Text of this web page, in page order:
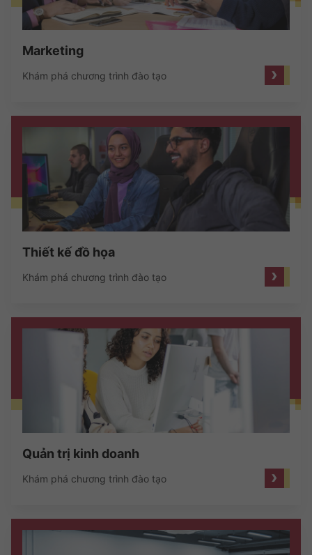
Marketing
Khám phá chương trình đào tạo ›
Thiết kế đồ họa
Khám phá chương trình đào tạo ›
Quản trị kinh doanh
Khám phá chương trình đào tạo ›